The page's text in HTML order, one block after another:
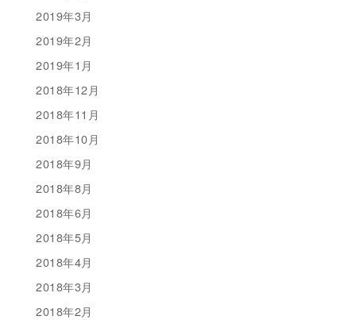
2019年3月
2019年2月
2019年1月
2018年12月
2018年11月
2018年10月
2018年9月
2018年8月
2018年6月
2018年5月
2018年4月
2018年3月
2018年2月